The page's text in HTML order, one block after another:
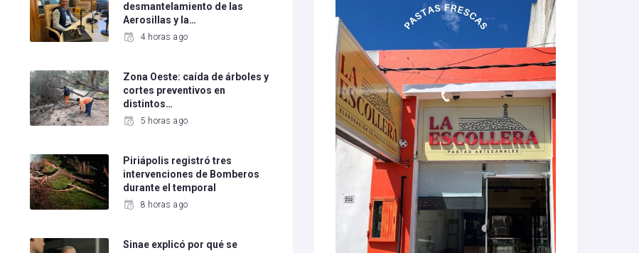
desmantelamiento de las
Aerosillas y la…
4 horas ago
Zona Oeste: caída de árboles y
cortes preventivos en
distintos…
5 horas ago
Piriápolis registró tres
intervenciones de Bomberos
durante el temporal
8 horas ago
Sinae explicó por qué se